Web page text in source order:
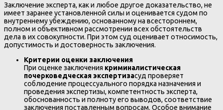
Заключение эксперта, как и любое другое доказательство, не
имеет заранее установленной силы и оценивается судом по
внутреннему убеждению, основанному на всестороннем,
полном и объективном рассмотрении всех обстоятельств
дела в их совокупности. При этом суд оценивает относимость,
допустимость и достоверность заключения.
Критерии оценки заключения
При оценке заключения криминалистическая
почерковедческая экспертизасуд проверяет
соблюдение процессуального порядка назначения и
проведения экспертизы, компетентность эксперта,
обоснованность и полноту его выводов, соответствие
заключения поставленным вопросам. Особое внимание